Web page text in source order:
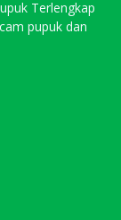
Terlengkap
pupuk dan